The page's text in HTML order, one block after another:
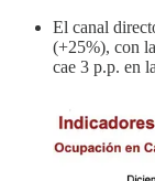
El canal
(+25%), con
cae 3 p.p. en